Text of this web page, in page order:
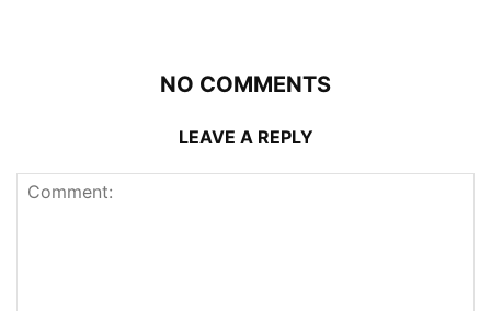
NO COMMENTS
LEAVE A REPLY